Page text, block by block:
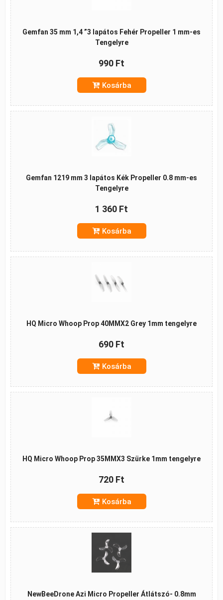
Gemfan 35 mm 1,4 ”3 lapátos Fehér Propeller 1 mm-es
Tengelyre
990 Ft
Kosárba
Gemfan 1219 mm 3 lapátos Kék Propeller 0.8 mm-es
Tengelyre
1 360 Ft
Kosárba
HQ Micro Whoop Prop 40MMX2 Grey 1mm tengelyre
690 Ft
Kosárba
HQ Micro Whoop Prop 35MMX3 Szürke 1mm tengelyre
720 Ft
Kosárba
NewBeeDrone Azi Micro Propeller Átlátszó- 0.8mm